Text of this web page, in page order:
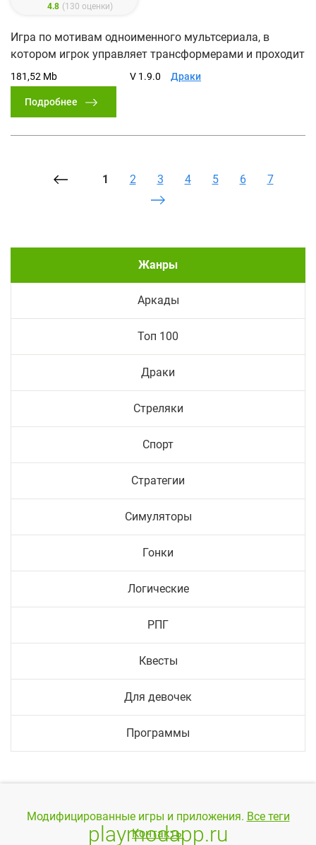
4.8 (130 оценки)
Игра по мотивам одноименного мультсериала, в
котором игрок управляет трансформерами и проходит
181,52 Mb V 1.9.0 Драки
Подробнее
1 2 3 4 5 6 7
Жанры
Аркады
Топ 100
Драки
Стреляки
Спорт
Стратегии
Симуляторы
Гонки
Логические
РПГ
Квесты
Для девочек
Программы
playmodapp.ru
Модифицированные игры и приложения. Все теги
Контакты